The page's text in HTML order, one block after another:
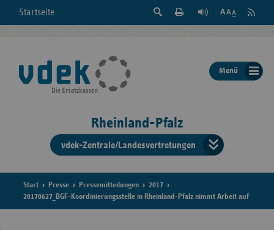
Startseite
Suche
der
Seite
Feed
Menü
Rheinland-Pfalz
vdek-Zentrale/Landesvertretungen
der
Start Presse Pressemitteilungen
2017
20170627_BGF-Koordinierungsstelle in Rheinland-Pfalz nimmt Arbeit auf